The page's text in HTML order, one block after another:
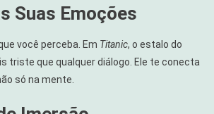
Suas Emoções
você perceba. Em Titanic, o estalo do
triste que qualquer diálogo. Ele te conecta
só na mente.